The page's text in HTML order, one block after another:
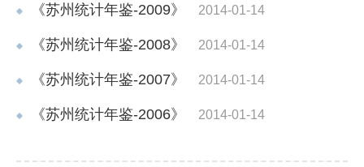
《苏州统计年鉴-2009》 2014-01-14
《苏州统计年鉴-2008》 2014-01-14
《苏州统计年鉴-2007》 2014-01-14
《苏州统计年鉴-2006》 2014-01-14